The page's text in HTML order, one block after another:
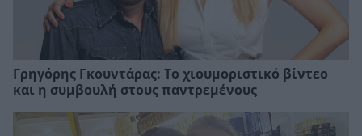
Γρηγόρης Γκουντάρας: Το χιουμοριστικό βίντεο
και η συμβουλή στους παντρεμένους